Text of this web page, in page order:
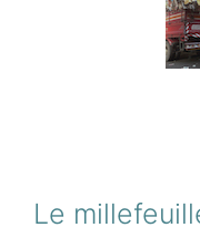
Le